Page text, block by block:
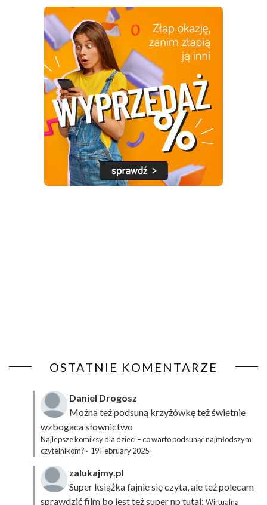
OSTATNIE KOMENTARZE
Daniel Drogosz
Można też podsuną krzyżówkęteż świetnie
wzbogaca słownictwo
Najlepsze komiksy dla dzieci – co warto podsunąć najmłodszym
czytelnikom? · 19 February 2025
zalukajmy.pl
Super książka fajnie się czyta, ale też polecam
sprawdzić film bo jest też super np tutaj: Wirtualna